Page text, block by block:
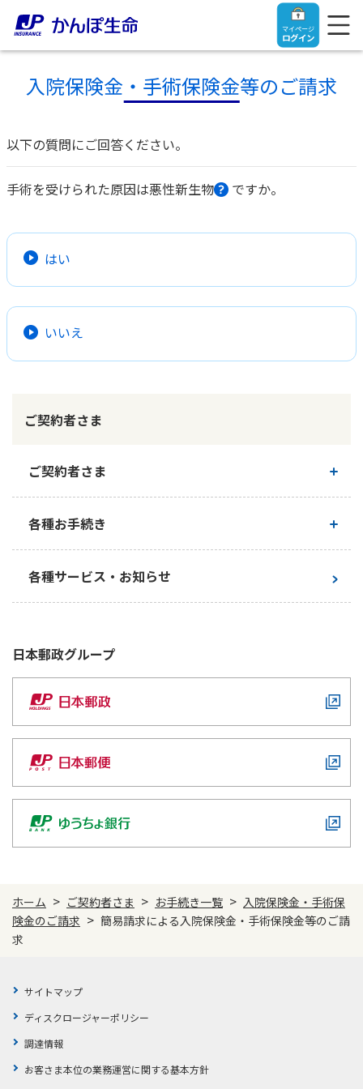
マイページ
ログイン
トップ
ご契約者さま
マイページログイン
入院保険金・手術保険金のご請求
きっかけ・できごとから探す
マイページでできること
新規登録
ご契約内容の確認
お客さまに関する情報等の確認の取り組み
お問い合わせ
保険をご検討中のお客さま
養老保険
学資保険
長寿支援保険
お見積りシミュレーション
資料請求
保険の探し方のポイント
保険かんたん診断
これからのライフイベントでかかる費用とは？
ご契約手続きの流れ
保険料のお払込方法
お問い合わせ
法人のお客さま
【まずはご相談ください】企業経営でお悩みの方はこ
ちら
法人のお客さま向け商品一覧
お役立ち情報
法人向け資料請求
お役立ち情報
医療
ライフプラン
健康情報
かんぽアプリ～かんぽの健康と安心を手のひらに～
ラジオ体操・みんなの体操
ラジオ体操ポータルサイト
採用情報
CM・オウンドメディア／ソーシャルメディア
かんぽブランド
かんぽ生命のサステナビリティ
お客さまの声／お客さまサービス向上の取組み
サステナビリティ
株主・投資家のみなさまへ
English
入院保険金・手術保険金等のご請求
以下の質問にご回答ください。
手術を受けられた原因は悪性新生物 ですか。
はい
いいえ
ご契約者さま
ご契約者さま
ご契約内容の確認
各種お手続き
お手続き一覧
各種サービス・お知らせ
日本郵政グループ
ホーム > ご契約者さま > お手続き一覧 > 入院保険金・手術保
険金のご請求 > 簡易請求による入院保険金・手術保険金等のご請
求
サイトマップ
ディスクロージャーポリシー
調達情報
お客さま本位の業務運営に関する基本方針